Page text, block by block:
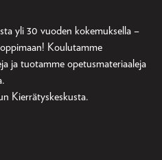
yli 30 vuoden kokemuksella –
Koulutamme
ja tuotamme opetusmateriaaleja
Kierrätyskeskusta.